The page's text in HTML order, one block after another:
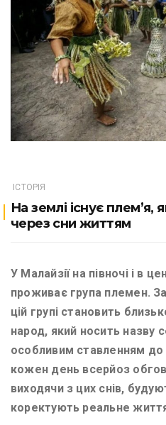
ІСТОРІЯ
На землі існує плем’я,
через сни життям
У Малайзії на півночі і в
проживає група племен.
цій групі становить
народ, який носить назву
особливим ставленням до
кожен день всерйоз
виходячи з цих снів,
коректують реальне